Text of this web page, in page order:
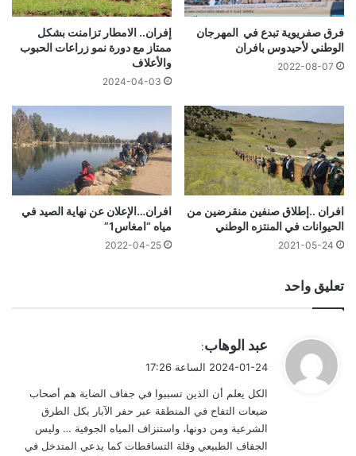
فرق صفريوية تبدع في المهرجان
الوطني لأحيدوس بافران
2022-08-07
إفران.. الامطار تزامنت بشكل
ممتاز مع دورة نمو زراعات الحبوب
والأعلاف
2024-04-03
افران ..إطلاق صنفين منقرضين من
الحيوانات في المنتزه الوطني
2021-05-24
افران…الإعلان عن نهاية الصيد في
مياه “امغاس1”
2022-04-25
تعليق واحد
ي
ق
ل
عبد الوهاب:
2024-01-24 الساعة 17:26
الكل يعلم أن الذين تسببوا في جفاف الضاية هم أصحاب
ضيعات التفاح في المنطقة عبر حفر الآبار بكل الطرق
الشرعية ومن دونها، واستنزاف المياه الجوفية … وليس
الجفاف الطبيعي وقلة التساقطات كما يدعي المتدخل في